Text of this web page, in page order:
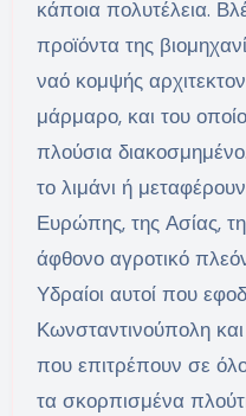
κάποια πολυτέλεια.
προϊόντα της
ναό κομψής
μάρμαρο, και του
πλούσια
το λιμάνι ή
Ευρώπης, της Ασίας,
άφθονο αγροτικό
Υδραίοι αυτοί που
Κωνσταντινούπολη
που επιτρέπουν σε
τα σκορπισμένα